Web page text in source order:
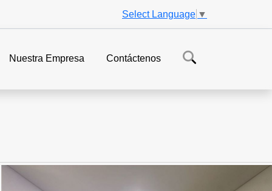
Select Language ▼
Nuestra Empresa Contáctenos